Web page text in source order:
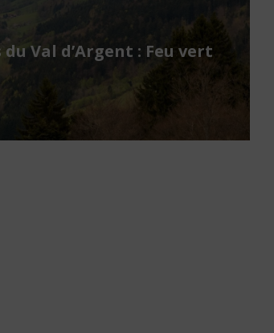
Val d’Argent : Feu vert